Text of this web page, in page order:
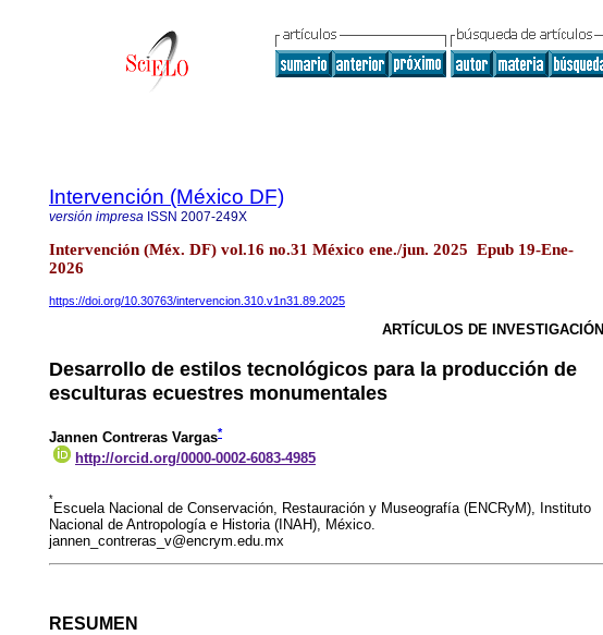
Intervención (México DF)
versión impresa ISSN 2007-249X
Intervención (Méx. DF) vol.16 no.31 México ene./jun. 2025 Epub 19-Ene-
2026
https://doi.org/10.30763/intervencion.310.v1n31.89.2025
ARTÍCULOS DE INVESTIGACIÓN
Desarrollo de estilos tecnológicos para la producción de
esculturas ecuestres monumentales
Jannen Contreras Vargas*
http://orcid.org/0000-0002-6083-4985
*
Escuela Nacional de Conservación, Restauración y Museografía (ENCRyM), Instituto
Nacional de Antropología e Historia (INAH), México.
jannen_contreras_v@encrym.edu.mx
RESUMEN